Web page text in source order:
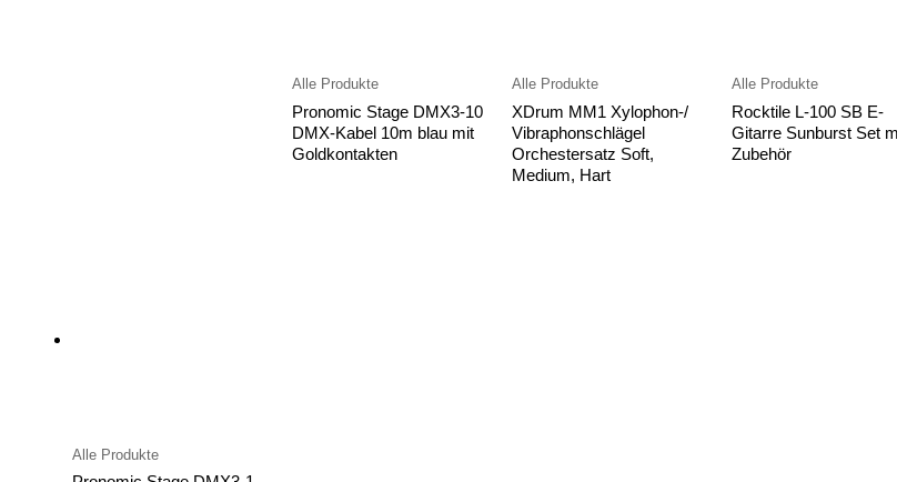
Alle Produkte
Pronomic Stage DMX3-10
DMX-Kabel 10m blau mit
Goldkontakten
Alle Produkte
XDrum MM1 Xylophon-/
Vibraphonschlägel
Orchestersatz Soft,
Medium, Hart
Alle Produkte
Rocktile L-100 SB E-
Gitarre Sunburst Set
Zubehör
Alle Produkte